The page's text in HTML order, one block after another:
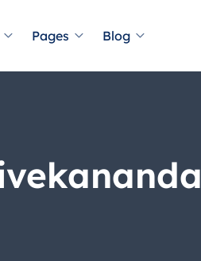
Pages Blog